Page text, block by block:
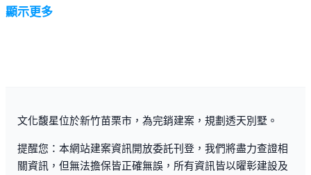
星」前院停車的規劃更顯炙手可熱，且源自高鐵苗栗站啟
萬左右，很多人驚心追不上房價，因此「文化馥星」一推
出便吸引不少買家，寧可比買公寓多一點預算，卻可入主
中正商圈、法院特區，機會難得、錯過不再。
顯示更多
文化馥星位於新竹苗栗市，為完銷建案，規劃透天別墅。
提醒您：本網站建案資訊開放委託刊登，我們將盡力查證相
關資訊，但無法擔保皆正確無誤，所有資訊皆以曜彰建設及